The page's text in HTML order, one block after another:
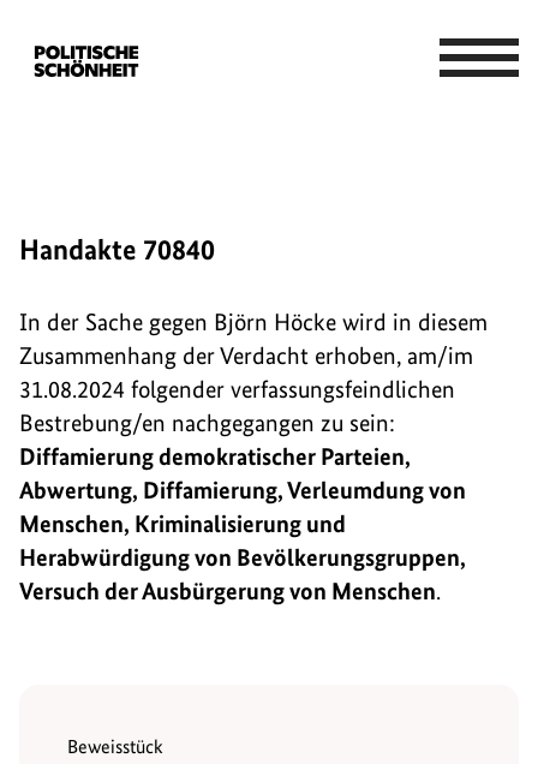
Handakte 70840
In der Sache gegen Björn Höcke wird in diesem
Zusammenhang der Verdacht erhoben, am/im
31.08.2024 folgender verfassungsfeindlichen
Bestrebung/en nachgegangen zu sein:
Diffamierung demokratischer Parteien,
Abwertung, Diffamierung, Verleumdung von
Menschen, Kriminalisierung und
Herabwürdigung von Bevölkerungsgruppen,
Versuch der Ausbürgerung von Menschen.
Beweisstück